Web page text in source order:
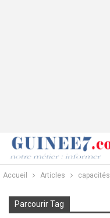
Accueil Articles capacités
Parcourir Tag